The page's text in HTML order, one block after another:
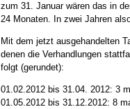
zum 31. Januar wären das in
24 Monaten. In zwei Jahren
Mit dem jetzt ausgehandelten
denen die Verhandlungen
folgt (gerundet):
01.02.2012 bis 31.04. 2012: 3
01.05.2012 bis 31.12.2012: 8